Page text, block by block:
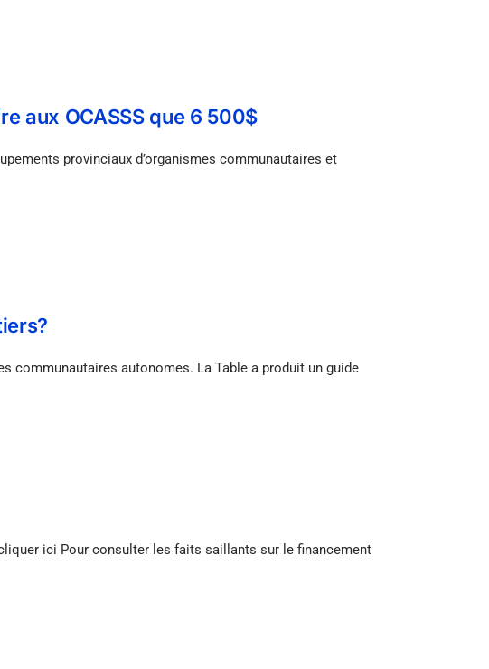
aux OCASSS que 6 500$
provinciaux d’organismes communautaires et
communautaires autonomes. La Table a produit un guide
ici Pour consulter les faits saillants sur le financement